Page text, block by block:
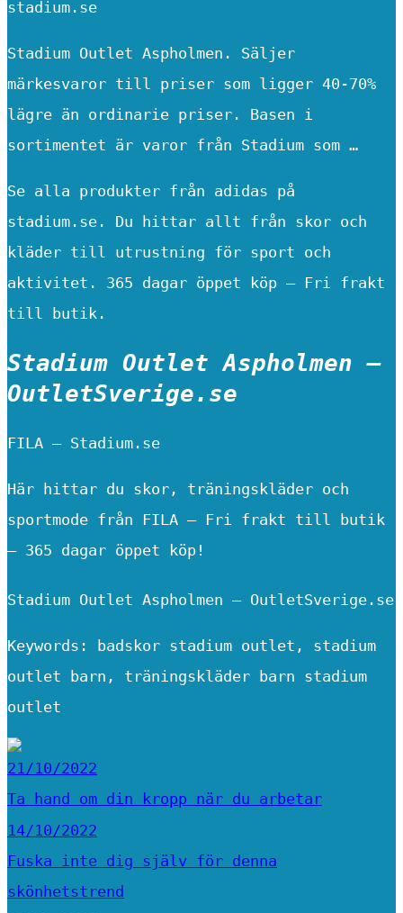
stadium.se
Stadium Outlet Aspholmen. Säljer
märkesvaror till priser som ligger 40-70%
lägre än ordinarie priser. Basen i
sortimentet är varor från Stadium som …
Se alla produkter från adidas på
stadium.se. Du hittar allt från skor och
kläder till utrustning för sport och
aktivitet. 365 dagar öppet köp – Fri frakt
till butik.
Stadium Outlet Aspholmen –
OutletSverige.se
FILA – Stadium.se
Här hittar du skor, träningskläder och
sportmode från FILA – Fri frakt till butik
– 365 dagar öppet köp!
Stadium Outlet Aspholmen – OutletSverige.se
Keywords: badskor stadium outlet, stadium
outlet barn, träningskläder barn stadium
outlet
21/10/2022
Ta hand om din kropp när du arbetar
14/10/2022
Fuska inte dig själv för denna
skönhetstrend